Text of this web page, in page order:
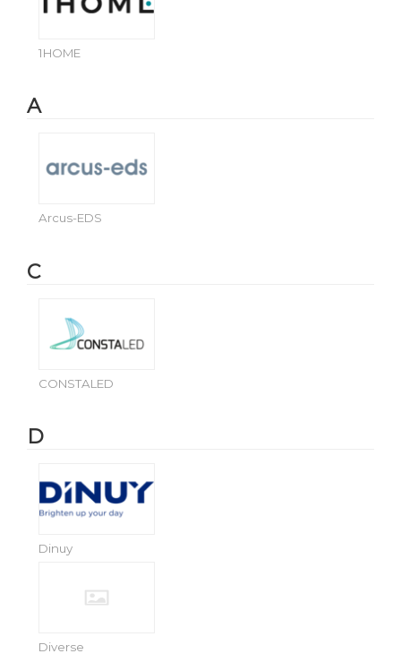
1HOME
A
Arcus-EDS
C
CONSTALED
D
Dinuy
Diverse